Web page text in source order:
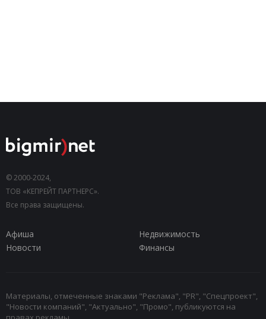
© 2000-2024,
ТОВ «КЕПРЕЙТ ПАРТНЕРС».
Все права защищены.
Афиша
Недвижимость
Новости
Финансы
Материалы, отмеченные знаками "Реклама", "PR", "Спецпроект",
"Новости компаний", "Актуально", "Промо", публикуются на